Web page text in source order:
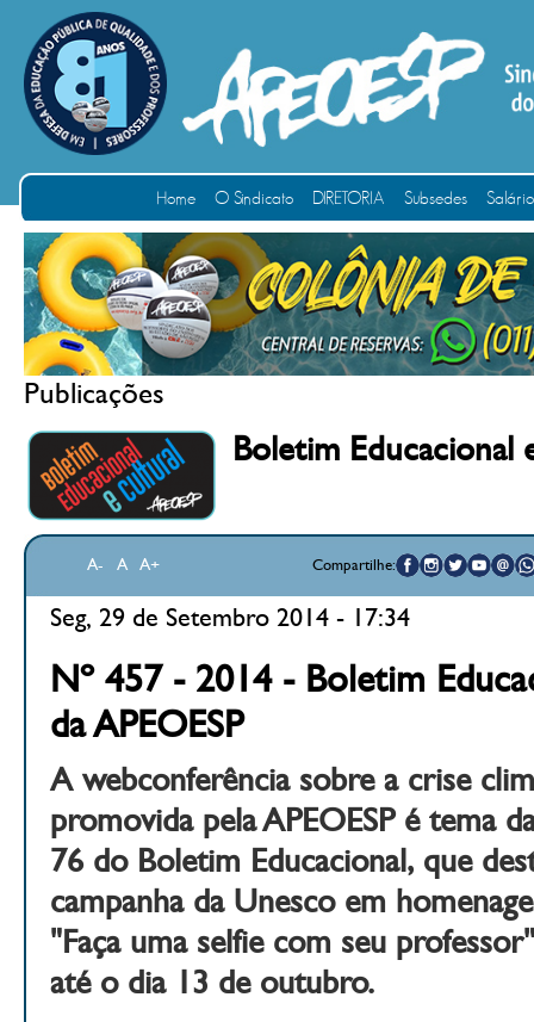
Home O Sindicato DIRETORIA Subsedes
Publicações
Boletim Educacional
A- A A+ Compartilhe:
Seg, 29 de Setembro 2014 - 17:34
Nº 457 - 2014 - Boletim
da APEOESP
A webconferência sobre a crise
promovida pela APEOESP é tema
76 do Boletim Educacional, que
campanha da Unesco em
"Faça uma selfie com seu
até o dia 13 de outubro.